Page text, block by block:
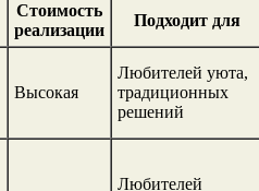
Стоимость
реализации
Подходит для
Высокая
Любителей уюта,
традиционных
решений
Любителей